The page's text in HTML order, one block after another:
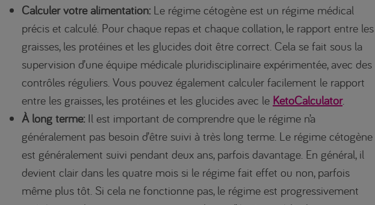
Calculer votre alimentation: Le régime cétogène est un régime médical
précis et calculé. Pour chaque repas et chaque collation, le rapport entre les
graisses, les protéines et les glucides doit être correct. Cela se fait sous la
supervision d’une équipe médicale pluridisciplinaire expérimentée, avec des
contrôles réguliers. Vous pouvez également calculer facilement le rapport
entre les graisses, les protéines et les glucides avec le KetoCalculator.
À long terme: Il est important de comprendre que le régime n’a
généralement pas besoin d’être suivi à très long terme. Le régime cétogène
est généralement suivi pendant deux ans, parfois davantage. En général, il
devient clair dans les quatre mois si le régime fait effet ou non, parfois
même plus tôt. Si cela ne fonctionne pas, le régime est progressivement